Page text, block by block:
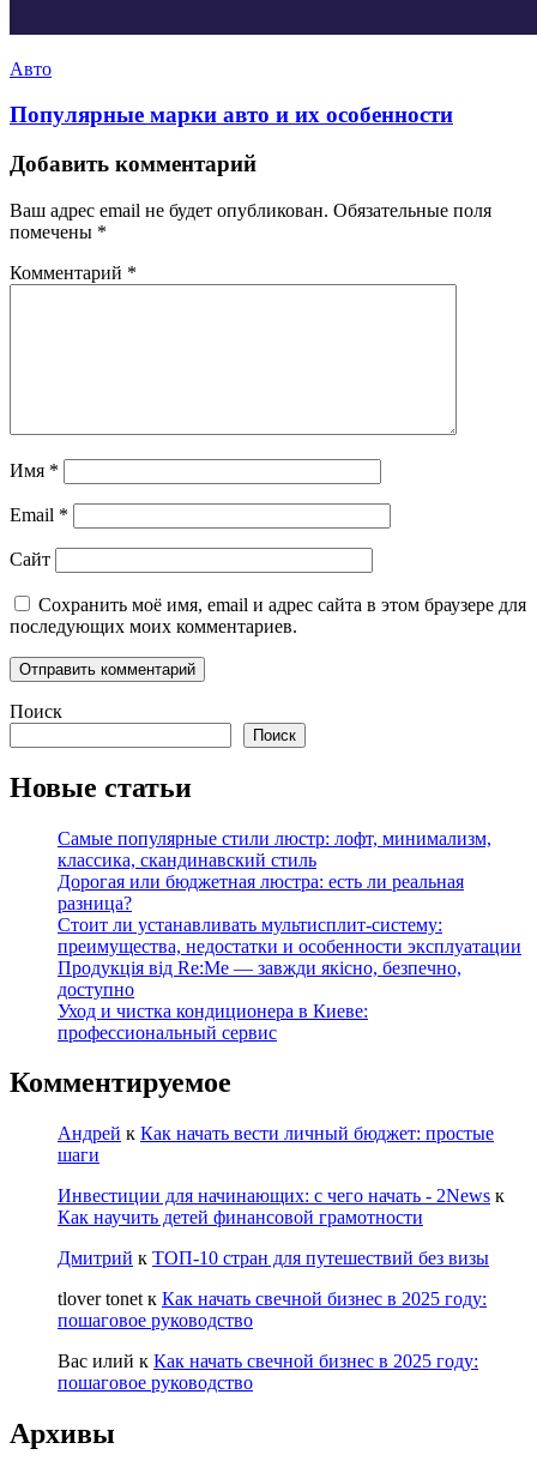
Авто
Популярные марки авто и их особенности
Добавить комментарий
Ваш адрес email не будет опубликован. Обязательные поля
помечены *
Комментарий *
Имя *
Email *
Сайт
Сохранить моё имя, email и адрес сайта в этом браузере для
последующих моих комментариев.
Поиск
Поиск
Новые статьи
Самые популярные стили люстр: лофт, минимализм,
классика, скандинавский стиль
Дорогая или бюджетная люстра: есть ли реальная
разница?
Стоит ли устанавливать мультисплит-систему:
преимущества, недостатки и особенности эксплуатации
Продукція від Re:Me — завжди якісно, безпечно,
доступно
Уход и чистка кондиционера в Киеве:
профессиональный сервис
Комментируемое
Андрей к Как начать вести личный бюджет: простые
шаги
Инвестиции для начинающих: с чего начать - 2News к
Как научить детей финансовой грамотности
Дмитрий к ТОП-10 стран для путешествий без визы
tlover tonet к Как начать свечной бизнес в 2025 году:
пошаговое руководство
Вас илий к Как начать свечной бизнес в 2025 году:
пошаговое руководство
Архивы